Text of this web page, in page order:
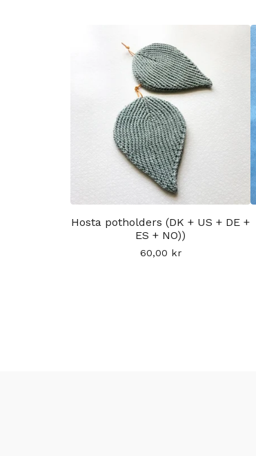
Hosta potholders (DK + US + DE +
ES + NO))
60,00 kr